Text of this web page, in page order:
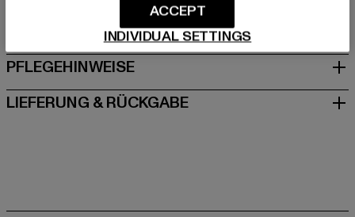
GRÖSSE & PASSFORM
PFLEGEHINWEISE
LIEFERUNG & RÜCKGABE
INDIVIDUAL SETTINGS
ACCEPT